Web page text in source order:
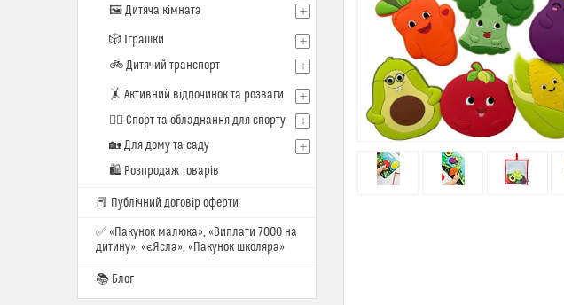
🖼️ Дитяча кімната
🎲 Іграшки
🚲 Дитячий транспорт
🤸 Активний відпочинок та розваги
🏋️‍♂️ Спорт та обладнання для спорту
🏡 Для дому та саду
🛍 Розпродаж товарів
📕 Публічний договір оферти
✅ «Пакунок малюка», «Виплати 7000 на
дитину», «єЯсла», «Пакунок школяра»
📚 Блог